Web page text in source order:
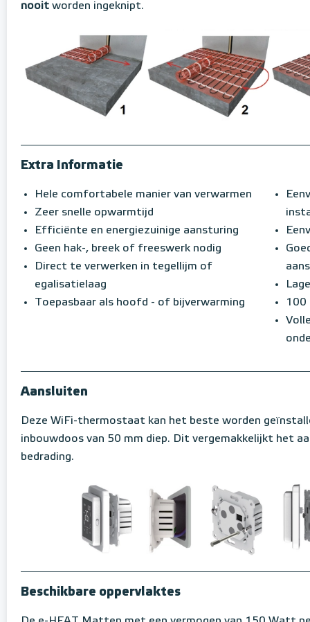
nooit worden ingeknipt.
Extra Informatie
Hele comfortabele manier van verwarmen
Zeer snelle opwarmtijd
Efficiënte en energiezuinige aansturing
Geen hak-, breek of freeswerk nodig
Direct te verwerken in tegellijm of
egalisatielaag
Toepasbaar als hoofd - of bijverwarming
100
Aansluiten
Deze WiFi-thermostaat kan het beste worden
inbouwdoos van 50 mm diep. Dit vergemakkelijkt het
bedrading.
Beschikbare oppervlaktes